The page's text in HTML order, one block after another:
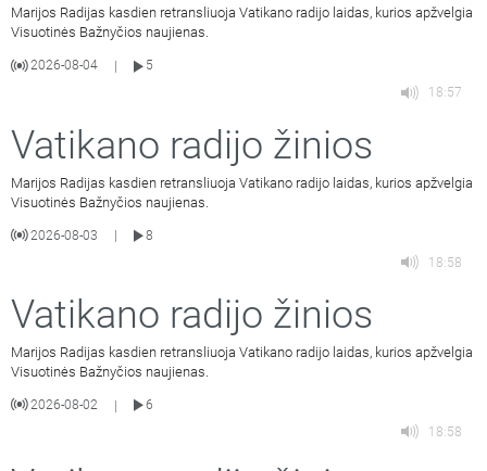
Marijos Radijas kasdien retransliuoja Vatikano radijo laidas, kurios apžvelgia
Visuotinės Bažnyčios naujienas.
2026-08-04
5
18:57
Vatikano radijo žinios
Marijos Radijas kasdien retransliuoja Vatikano radijo laidas, kurios apžvelgia
Visuotinės Bažnyčios naujienas.
2026-08-03
8
18:58
Vatikano radijo žinios
Marijos Radijas kasdien retransliuoja Vatikano radijo laidas, kurios apžvelgia
Visuotinės Bažnyčios naujienas.
2026-08-02 |
6
18:58